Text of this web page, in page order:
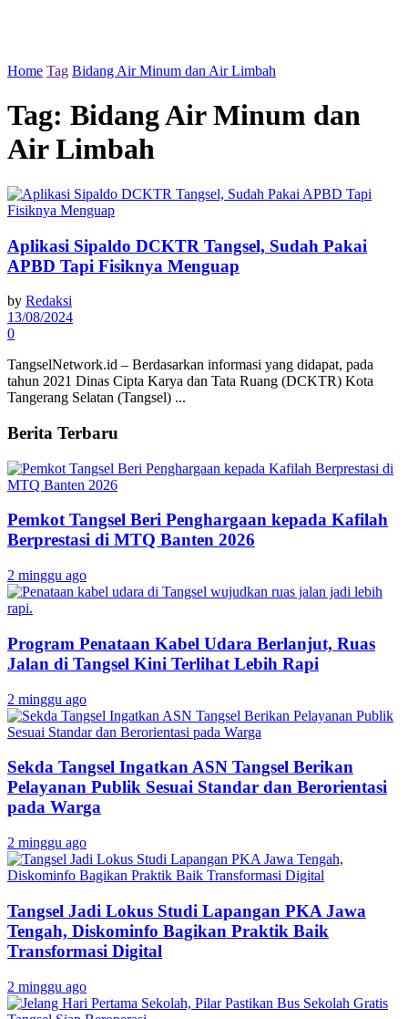
Home Tag Bidang Air Minum dan Air Limbah
Tag: Bidang Air Minum dan
Air Limbah
Aplikasi Sipaldo DCKTR Tangsel, Sudah Pakai
APBD Tapi Fisiknya Menguap
by Redaksi
13/08/2024
0
TangselNetwork.id – Berdasarkan informasi yang didapat, pada
tahun 2021 Dinas Cipta Karya dan Tata Ruang (DCKTR) Kota
Tangerang Selatan (Tangsel) ...
Berita Terbaru
Pemkot Tangsel Beri Penghargaan kepada Kafilah
Berprestasi di MTQ Banten 2026
2 minggu ago
Program Penataan Kabel Udara Berlanjut, Ruas
Jalan di Tangsel Kini Terlihat Lebih Rapi
2 minggu ago
Sekda Tangsel Ingatkan ASN Tangsel Berikan
Pelayanan Publik Sesuai Standar dan Berorientasi
pada Warga
2 minggu ago
Tangsel Jadi Lokus Studi Lapangan PKA Jawa
Tengah, Diskominfo Bagikan Praktik Baik
Transformasi Digital
2 minggu ago